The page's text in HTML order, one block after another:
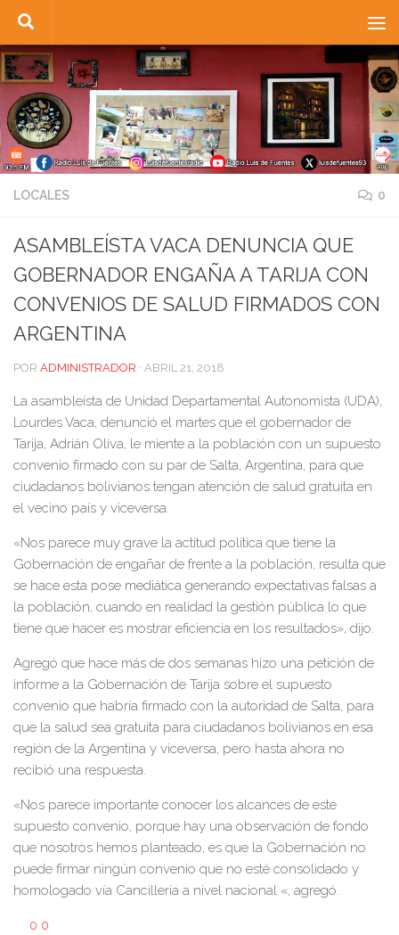
Saltar al contenido
LOCALES 0
ASAMBLEÍSTA VACA DENUNCIA QUE
GOBERNADOR ENGAÑA A TARIJA CON
CONVENIOS DE SALUD FIRMADOS CON
ARGENTINA
POR ADMINISTRADOR · ABRIL 21, 2018
La asambleísta de Unidad Departamental Autonomista (UDA),
Lourdes Vaca, denunció el martes que el gobernador de
Tarija, Adrián Oliva, le miente a la población con un supuesto
convenio firmado con su par de Salta, Argentina, para que
ciudadanos bolivianos tengan atención de salud gratuita en
el vecino país y viceversa.
«Nos parece muy grave la actitud política que tiene la
Gobernación de engañar de frente a la población, resulta que
se hace esta pose mediática generando expectativas falsas a
la población, cuando en realidad la gestión pública lo que
tiene que hacer es mostrar eficiencia en los resultados», dijo.
Agregó que hace más de dos semanas hizo una petición de
informe a la Gobernación de Tarija sobre el supuesto
convenio que habría firmado con la autoridad de Salta, para
que la salud sea gratuita para ciudadanos bolivianos en esa
región de la Argentina y viceversa, pero hasta ahora no
recibió una respuesta.
«Nos parece importante conocer los alcances de este
supuesto convenio, porque hay una observación de fondo
que nosotros hemos planteado, es que la Gobernación no
puede firmar ningún convenio que no esté consolidado y
homologado vía Cancillería a nivel nacional «, agregó.
0 0